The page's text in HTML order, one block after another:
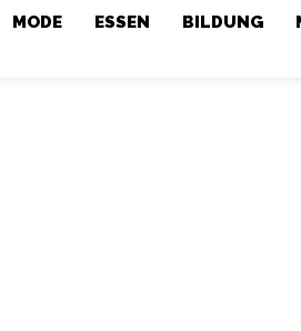
MODE ESSEN BILDUNG